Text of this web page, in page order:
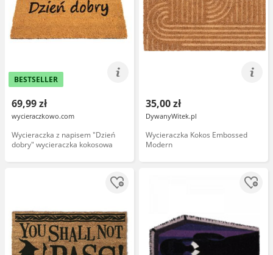
BESTSELLER
69,99 zł
wycieraczkowo.com
Wycieraczka z napisem "Dzień
dobry" wycieraczka kokosowa
35,00 zł
DywanyWitek.pl
Wycieraczka Kokos Embossed
Modern